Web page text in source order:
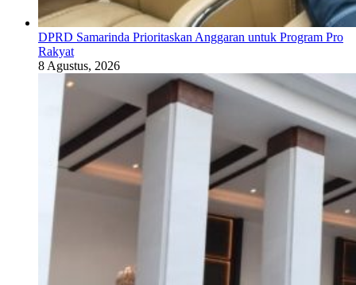
DPRD Samarinda Prioritaskan Anggaran untuk Program Pro
Rakyat
8 Agustus, 2026